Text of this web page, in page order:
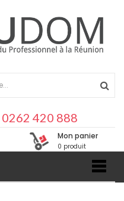
0262 420 888
Mon panier
0 produit